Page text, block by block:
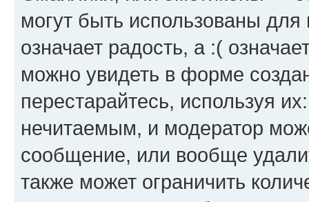
могут быть использованы
означает радость, а :(
можно увидеть в форме
перестарайтесь, используя
нечитаемым, и модератор
сообщение, или вообще
также может ограничить